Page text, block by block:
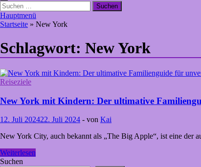
Suchen
nach:
Hauptmenü
Startseite » New York
Schlagwort: New York
Reiseziele
New York mit Kindern: Der ultimative
12. Juli 202422. Juli 2024 - von Kai
New York City, auch bekannt als „The Big Apple“, ist eine der
New
York
Weiterlesen
Suchen